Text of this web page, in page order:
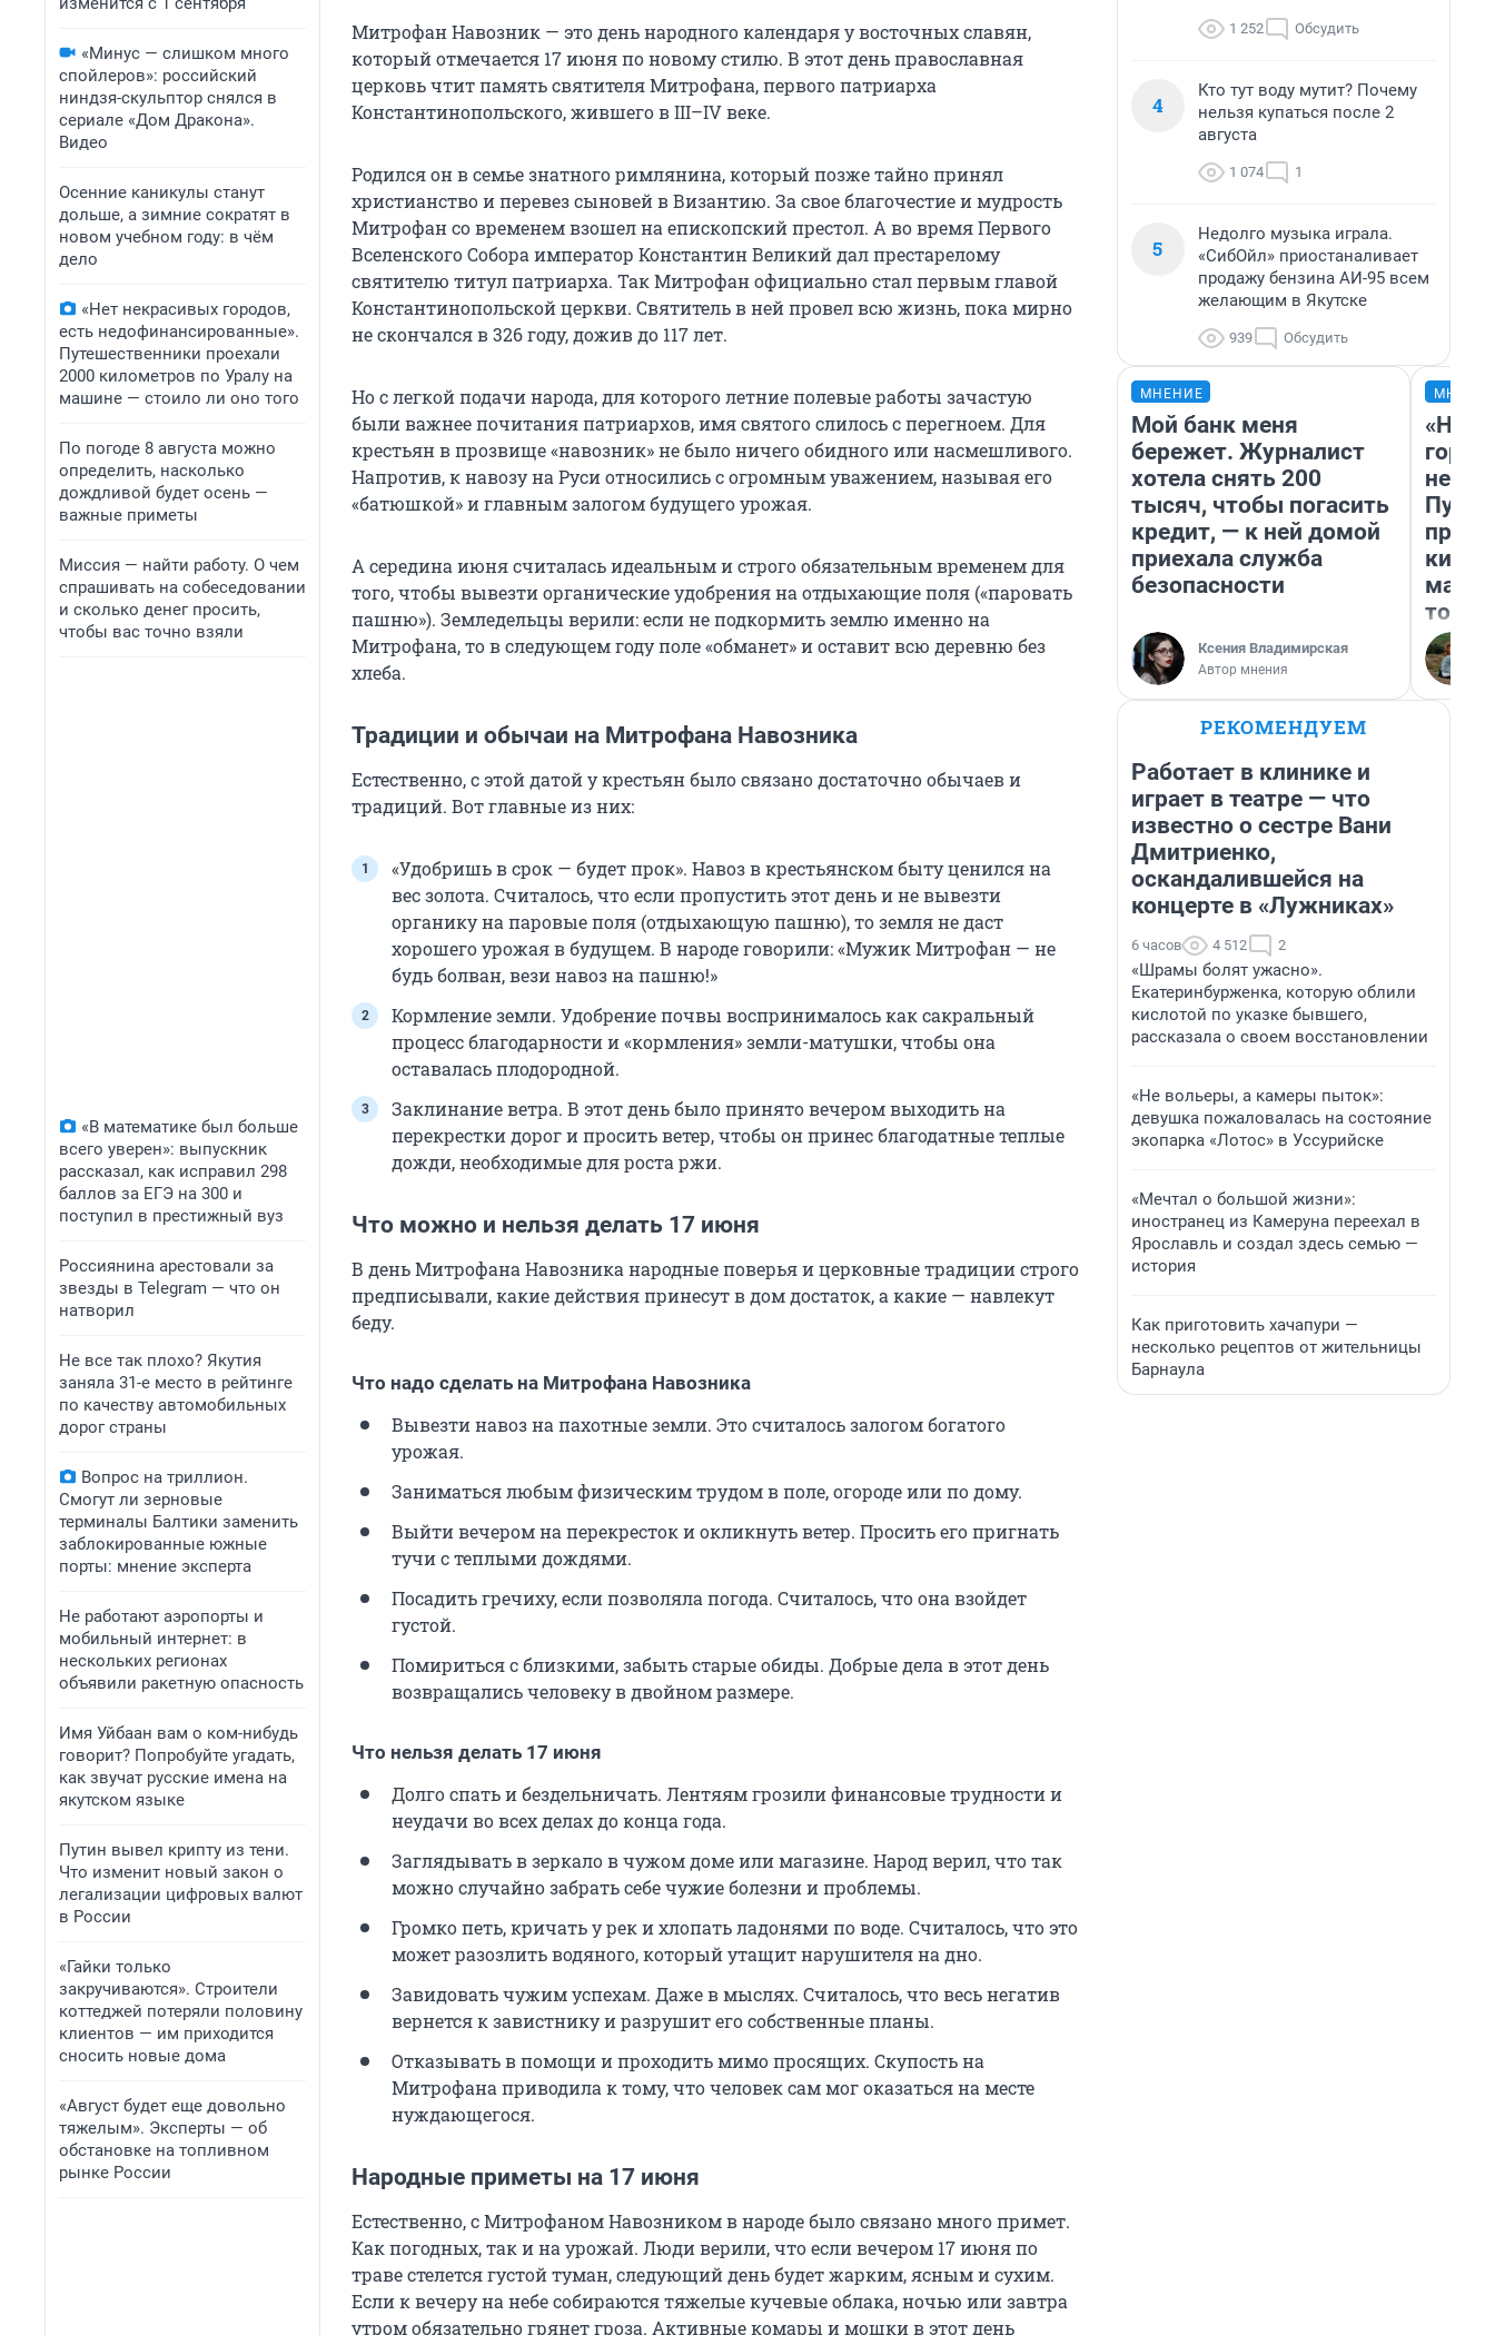
«Минус — слишком много
спойлеров»: российский
ниндзя-скульптор снялся в
сериале «Дом Дракона».
Видео
Осенние каникулы станут
дольше, а зимние сократят в
новом учебном году: в чём
дело
«Нет некрасивых городов,
есть недофинансированные».
Путешественники проехали
2000 километров по Уралу на
машине — стоило ли оно того
По погоде 8 августа можно
определить, насколько
дождливой будет осень —
важные приметы
Миссия — найти работу. О чем
спрашивать на собеседовании
и сколько денег просить,
чтобы вас точно взяли
«В математике был больше
всего уверен»: выпускник
рассказал, как исправил 298
баллов за ЕГЭ на 300 и
поступил в престижный вуз
Россиянина арестовали за
звезды в Telegram — что он
натворил
Не все так плохо? Якутия
заняла 31-е место в рейтинге
по качеству автомобильных
дорог страны
Вопрос на триллион.
Смогут ли зерновые
терминалы Балтики заменить
заблокированные южные
порты: мнение эксперта
Не работают аэропорты и
мобильный интернет: в
нескольких регионах
объявили ракетную опасность
Имя Уйбаан вам о ком-нибудь
говорит? Попробуйте угадать,
как звучат русские имена на
якутском языке
Путин вывел крипту из тени.
Что изменит новый закон о
легализации цифровых валют
в России
«Гайки только
закручиваются». Строители
коттеджей потеряли половину
клиентов — им приходится
сносить новые дома
«Август будет еще довольно
тяжелым». Эксперты — об
обстановке на топливном
рынке России
Митрофан Навозник — это день народного календаря у восточных славян,
который отмечается 17 июня по новому стилю. В этот день православная
церковь чтит память святителя Митрофана, первого патриарха
Константинопольского, жившего вIII–IVвеке.
Родился он в семье знатного римлянина, который позже тайно принял
христианство и перевез сыновей в Византию. За свое благочестие и мудрость
Митрофан со временем взошел на епископский престол. А во время Первого
Вселенского Собора император Константин Великий дал престарелому
святителю титул патриарха. Так Митрофан официально стал первым главой
Константинопольской церкви. Святитель в ней провел всю жизнь, пока мирно
не скончался в 326 году, дожив до 117 лет.
Но с легкой подачи народа, для которого летние полевые работы зачастую
были важнее почитания патриархов, имя святого слилось с перегноем. Для
крестьян в прозвище «навозник» не было ничего обидного или насмешливого.
Напротив, к навозу на Руси относились с огромным уважением, называя его
«батюшкой» и главным залогом будущего урожая.
А середина июня считалась идеальным и строго обязательным временем для
того, чтобы вывезти органические удобрения на отдыхающие поля («паровать
пашню»). Земледельцы верили: если не подкормить землю именно на
Митрофана, то в следующем году поле «обманет» и оставит всю деревню без
хлеба.
Традиции и обычаи на Митрофана Навозника
Естественно, с этой датой у крестьян было связано достаточно обычаев и
традиций. Вот главные из них:
«Удобришь в срок — будет прок». Навоз в крестьянском быту ценился на
вес золота. Считалось, что если пропустить этот день и не вывезти
органику на паровые поля (отдыхающую пашню), то земля не даст
хорошего урожая в будущем. В народе говорили: «Мужик Митрофан — не
будь болван, вези навоз на пашню!»
Кормление земли. Удобрение почвы воспринималось как сакральный
процесс благодарности и «кормления» земли-матушки, чтобы она
оставалась плодородной.
Заклинание ветра. В этот день было принято вечером выходить на
перекрестки дорог и просить ветер, чтобы он принес благодатные теплые
дожди, необходимые для роста ржи.
Что можно и нельзя делать 17 июня
В день Митрофана Навозника народные поверья и церковные традиции строго
предписывали, какие действия принесут в дом достаток, а какие — навлекут
беду.
Что надо сделать на Митрофана Навозника
Вывезти навоз на пахотные земли. Это считалось залогом богатого
урожая.
Заниматься любым физическим трудом в поле, огороде или по дому.
Выйти вечером на перекресток и окликнуть ветер. Просить его пригнать
тучи с теплыми дождями.
Посадить гречиху, если позволяла погода. Считалось, что она взойдет
густой.
Помириться с близкими, забыть старые обиды. Добрые дела в этот день
возвращались человеку в двойном размере.
Что нельзя делать 17 июня
Долго спать и бездельничать. Лентяям грозили финансовые трудности и
неудачи во всех делах до конца года.
Заглядывать в зеркало в чужом доме или магазине. Народ верил, что так
можно случайно забрать себе чужие болезни и проблемы.
Громко петь, кричать у рек и хлопать ладонями по воде. Считалось, что это
может разозлить водяного, который утащит нарушителя на дно.
Завидовать чужим успехам. Даже в мыслях. Считалось, что весь негатив
вернется к завистнику и разрушит его собственные планы.
Отказывать в помощи и проходить мимо просящих. Скупость на
Митрофана приводила к тому, что человек сам мог оказаться на месте
нуждающегося.
Народные приметы на 17 июня
Естественно, с Митрофаном Навозником в народе было связано много примет.
Как погодных, так и на урожай. Люди верили, что если вечером 17 июня по
траве стелется густой туман, следующий день будет жарким, ясным и сухим.
Если к вечеру на небе собираются тяжелые кучевые облака, ночью или завтра
утром обязательно грянет гроза. Активные комары и мошки в этот день
1 252 Обсудить
4
Кто тут воду мутит? Почему
нельзя купаться после 2
августа
1 074 1
5
Недолго музыка играла.
«СибОйл» приостаналивает
продажу бензина АИ-95 всем
желающим в Якутске
939 Обсудить
МНЕНИЕ
Мой банк меня
бережет. Журналист
хотела снять 200
тысяч, чтобы погасить
кредит, — к ней домой
приехала служба
безопасности
Ксения Владимирская
Автор мнения
«Нет
того
РЕКОМЕНДУЕМ
Работает в клинике и
играет в театре — что
известно о сестре Вани
Дмитриенко,
оскандалившейся на
концерте в «Лужниках»
6 часов 4 512 2
«Шрамы болят ужасно».
Екатеринбурженка, которую облили
кислотой по указке бывшего,
рассказала о своем восстановлении
«Не вольеры, а камеры пыток»:
девушка пожаловалась на состояние
экопарка «Лотос» в Уссурийске
«Мечтал о большой жизни»:
иностранец из Камеруна переехал в
Ярославль и создал здесь семью —
история
Как приготовить хачапури —
несколько рецептов от жительницы
Барнаула